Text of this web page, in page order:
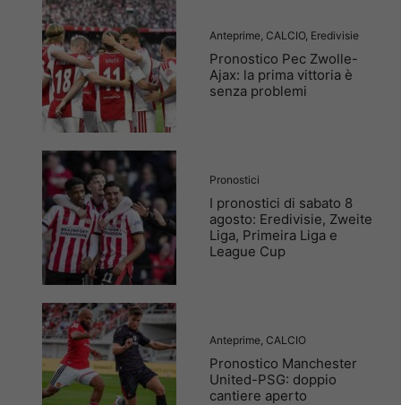
Anteprime CALCIO, Eredivisie
Pronostico Pec Zwolle-
Ajax: la prima vittoria è
senza problemi
Pronostici
I pronostici di sabato 8
agosto: Eredivisie, Zweite
Liga, Primeira Liga e
League Cup
Anteprime CALCIO
Pronostico Manchester
United-PSG: doppio
cantiere aperto